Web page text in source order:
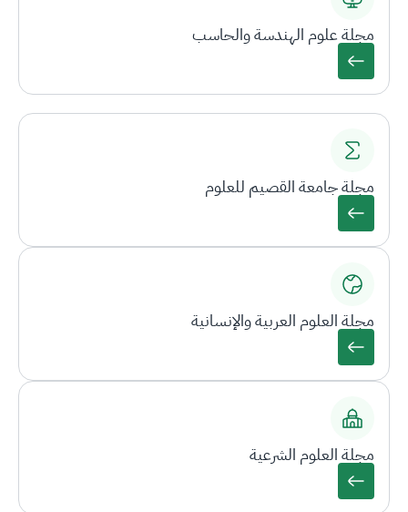
مجلة علوم الهندسة والحاسب
مجلة جامعة القصيم للعلوم
مجلة العلوم العربية والإنسانية
مجلة العلوم الشرعية